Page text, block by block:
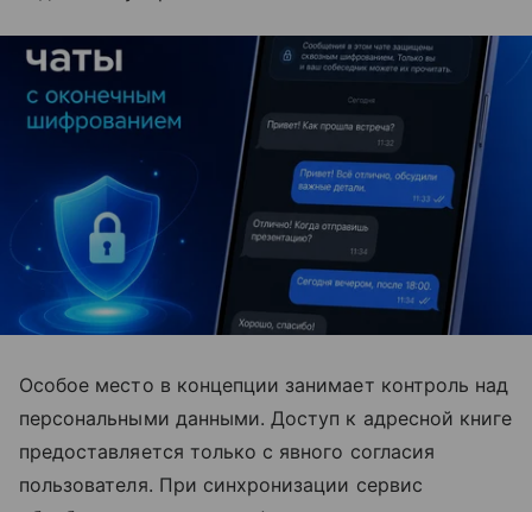
Особое место в концепции занимает контроль над
персональными данными. Доступ к адресной книге
предоставляется только с явного согласия
пользователя. При синхронизации сервис